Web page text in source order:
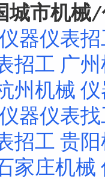
城市机械
器仪表
招工 广
州机械
器仪表
招工 贵
家庄机械